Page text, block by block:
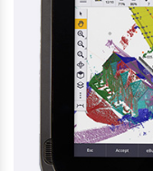
SECO 2-DELT
1.275,00 kr.
Kontakt for